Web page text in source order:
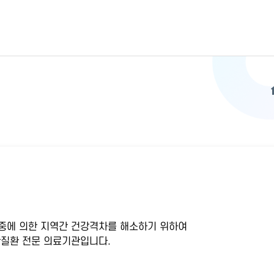
의한 지역간 건강격차를 해소하기 위하여
환 전문 의료기관입니다.